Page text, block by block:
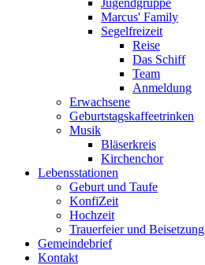
Marcus' Family
Segelfreizeit
Reise
Das Schiff
Team
Anmeldung
Erwachsene
Geburtstagskaffeetrinken
Musik
Bläserkreis
Kirchenchor
Lebensstationen
Geburt und Taufe
KonfiZeit
Hochzeit
Trauerfeier und Beisetzung
Gemeindebrief
Kontakt